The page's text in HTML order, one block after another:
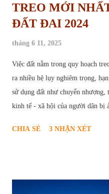
TREO MỚI
ĐẤT ĐAI 2024
tháng 6 11, 2025
Việc đất nằm trong quy hoạch
ra nhiều hệ lụy nghiêm trọng,
sử dụng đất như chuyển
kinh tế - xã hội của người dân bị
thiết và chính đáng của nhiều hộ
mới nhất tại Luật Đất đai năm
CHIA SẺ 3 NHẬN XÉT